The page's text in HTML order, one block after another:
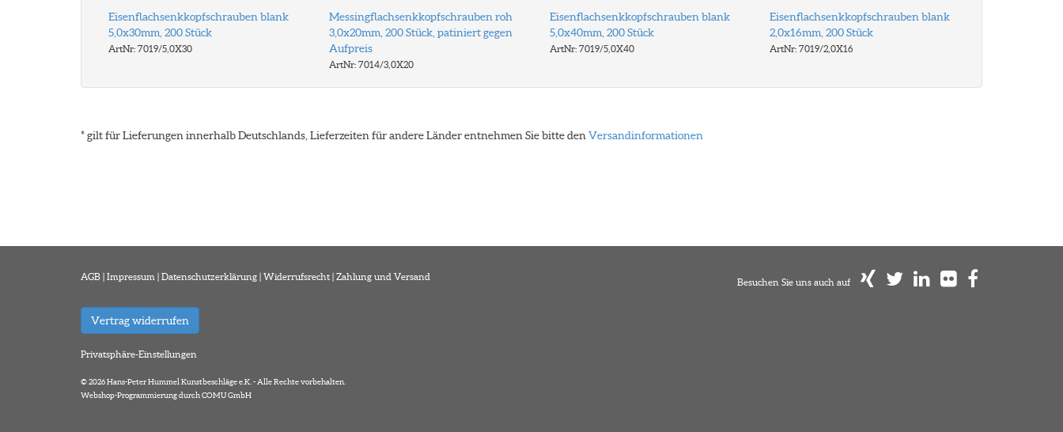
Eisenflachsenkkopfschrauben blank
5,0x30mm, 200 Stück
ArtNr: 7019/5,0X30
Messingflachsenkkopfschrauben roh
3,0x20mm, 200 Stück, patiniert gegen
Aufpreis
ArtNr: 7014/3,0X20
Eisenflachsenkkopfschrauben blank
5,0x40mm, 200 Stück
ArtNr: 7019/5,0X40
Eisenflachsenkkopfschrauben blank
2,0x16mm, 200 Stück
ArtNr: 7019/2,0X16
* gilt für Lieferungen innerhalb Deutschlands, Lieferzeiten für andere Länder entnehmen Sie bitte den Versandinformationen
AGB | Impressum | Datenschutzerklärung | Widerrufsrecht | Zahlung und Versand
Vertrag widerrufen
Privatsphäre-Einstellungen
© 2026 Hans-Peter Hummel Kunstbeschläge e.K. - Alle Rechte vorbehalten.
Webshop-Programmierung durch COMU GmbH
Besuchen Sie uns auch auf